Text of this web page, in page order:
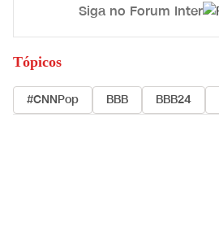
Siga no Forum Inter
Tópicos
#CNNPop BBB BBB24